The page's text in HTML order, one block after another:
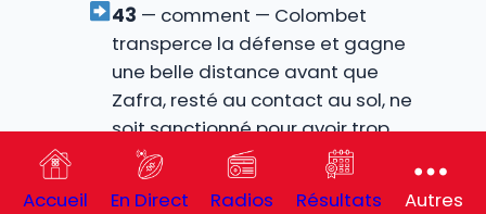
43 — comment — Colombet
transperce la défense et gagne
une belle distance avant que
Zafra, resté au contact au sol, ne
soit sanctionné pour avoir trop
longtemps gardé le ballon.
43— Essai : Drouet
Accueil En Direct Radios Résultats Autres